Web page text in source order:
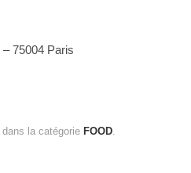
75004 Paris
la catégorie FOOD